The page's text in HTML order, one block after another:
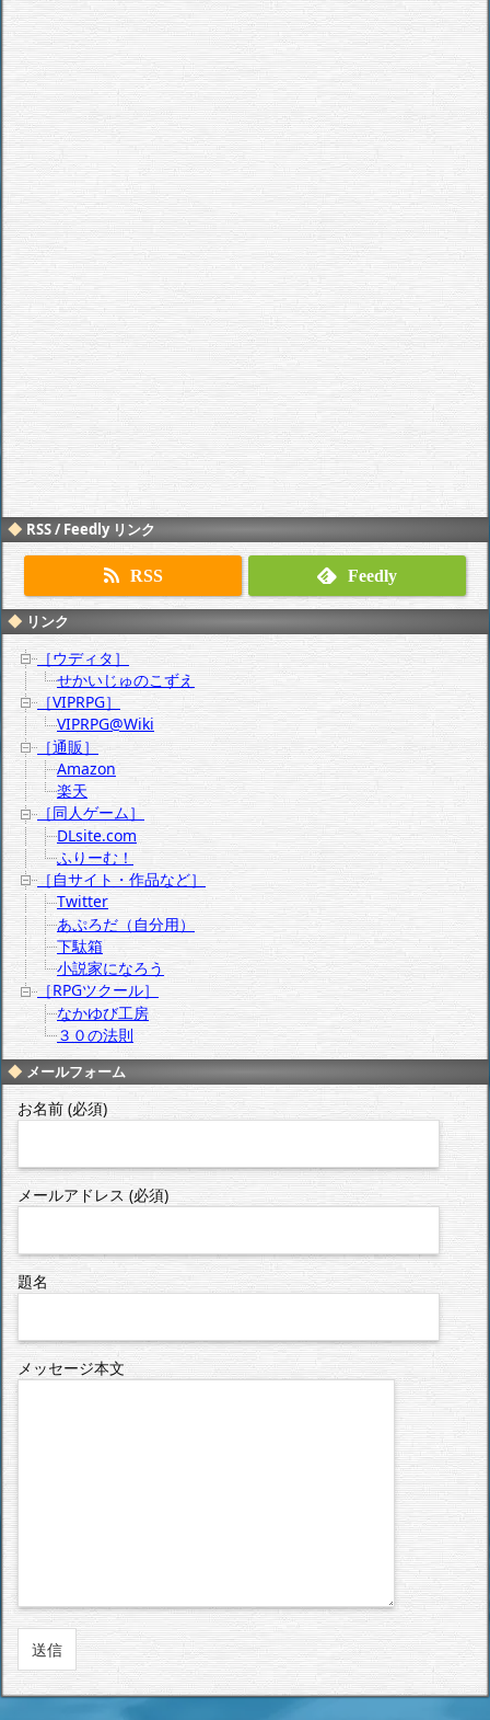
RSS / Feedly リンク
RSS Feedly
リンク
［ウディタ］
せかいじゅのこずえ
［VIPRPG］
VIPRPG@Wiki
［通販］
Amazon
楽天
［同人ゲーム］
DLsite.com
ふりーむ！
［自サイト・作品など］
Twitter
あぷろだ（自分用）
下駄箱
小説家になろう
［RPGツクール］
なかゆび工房
３０の法則
メールフォーム
お名前 (必須)
メールアドレス (必須)
題名
メッセージ本文